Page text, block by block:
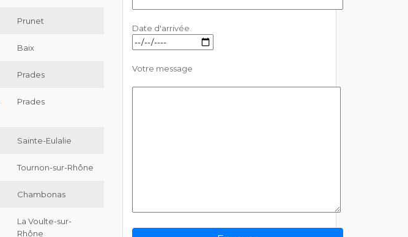
Prunet
Baix
Prades
Prades
Sainte-Eulalie
Tournon-sur-Rhône
Chambonas
La Voulte-sur-
Rhône
Date d'arrivée
Votre message